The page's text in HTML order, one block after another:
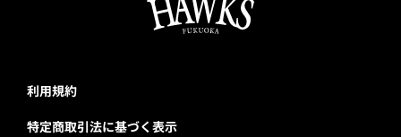
利用規約
特定商取引法に基づく表示